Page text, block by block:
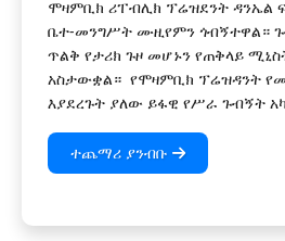
ሞዛምቢክ ሪፐብሊክ ፕሬዝደንት ዳንኤል
ቤተ-መንግሥት ሙዚየምን ጎብኝተዋል።
ጥልቅ የታሪክ ጉዞ መሆኑን የጠቅላይ
አስታውቋል። የሞዛምቢክ ፕሬዝዳንት
እያደረጉት ያለው ይፋዊ የሥራ ጉብኝት
ተጨማሪ ያንብቡ